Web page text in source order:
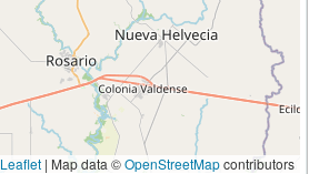
Leaflet | Map data ©OpenStreetMapcontributors